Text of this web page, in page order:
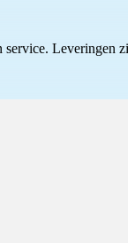
Leveringen